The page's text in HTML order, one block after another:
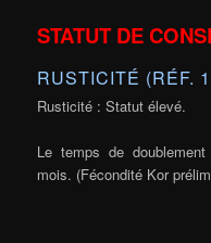
STATUT DE
RUSTICITÉ (RÉF.
Rusticité : Statut élevé.
Le temps de
mois. (Fécondité Kor